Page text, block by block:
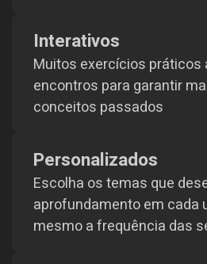
Interativos
Muitos exercícios práticos
encontros para garantir
conceitos passados
Personalizados
Escolha os temas que
aprofundamento em cada
mesmo a frequência das